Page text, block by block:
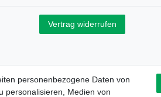
Vertrag widerrufen
personenbezogene Daten von
personalisieren, Medien von